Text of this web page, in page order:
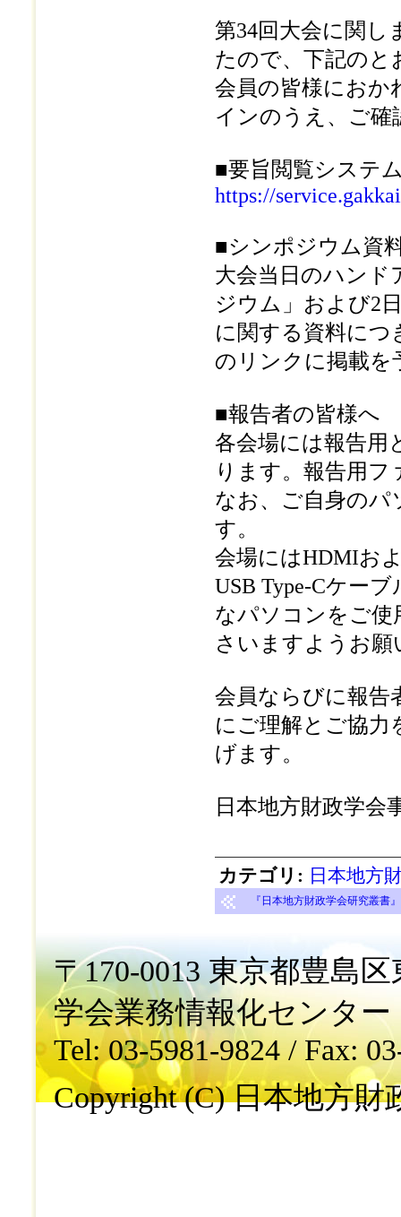
第34回大会に関し
たので、下記のと
会員の皆様におか
インのうえ、ご
■要旨閲覧システ
https://
■シンポジウム資
大会当日のハンド
ジウム」および2
に関する資料につ
のリンクに掲載を
■報告者の皆様へ
各会場には報告用
ります。報告用
なお、ご自身のパ
す。
会場にはHDMIお
USB Type-Cケー
なパソコンをご使
さいますようお
会員ならびに報告
にご理解とご協力
げます。
日本地方財政学会
カテゴリ : 日本地方
『日本地方財政学会研究叢書
〒170-0013 東京都豊島
学会業務情報化センタ
Tel: 03-5981-9824 / Fax:
Copyright (C) 日本地方財